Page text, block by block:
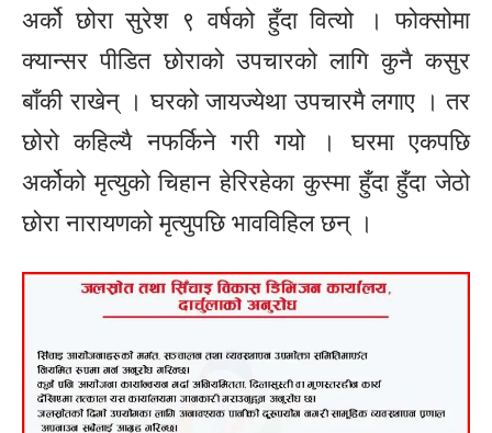
अर्को छोरा सुरेश ९ वर्षको हुँदा वित्यो । फोक्सोमा
क्यान्सर पीडित छोराको उपचारको लागि कुनै कसुर
बाँकी राखेन् । घरको जायज्येथा उपचारमै लगाए । तर
छोरो कहिल्यै नफर्किने गरी गयो । घरमा एकपछि
अर्कोको मृत्युको चिहान हेरिरहेका कुस्मा हुँदा हुँदा जेठो
छोरा नारायणको मृत्युपछि भावविहिल छन् ।